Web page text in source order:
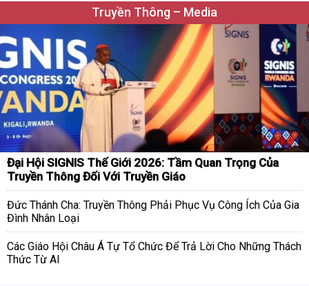
Truyền Thông – Media
Đại Hội SIGNIS Thế Giới 2026: Tầm Quan Trọng Của
Truyền Thông Đối Với Truyền Giáo
Đức Thánh Cha: Truyền Thông Phải Phục Vụ Công Ích Của Gia
Đình Nhân Loại
Các Giáo Hội Châu Á Tự Tổ Chức Để Trả Lời Cho Những Thách
Thức Từ AI